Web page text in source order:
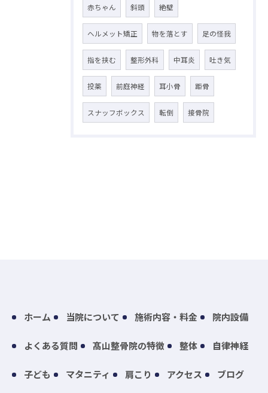
赤ちゃん 斜頭 絶壁
ヘルメット矯正 物を落とす 足の怪我
指を挟む 整形外科 中耳炎 吐き気
投薬 前庭神経 耳小骨 距骨
スナッフボックス 転倒 接骨院
ホーム 当院について 施術内容・料金 院内設備
よくある質問 髙山整骨院の特徴 整体 自律神経
子ども マタニティ 肩こり アクセス ブログ